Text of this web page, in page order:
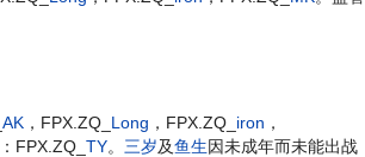
AK ，FPX.ZQ_ Long ，FPX.ZQ_ iron ，
FPX.ZQ_TY。 三岁及鱼生因未成年而未能出战